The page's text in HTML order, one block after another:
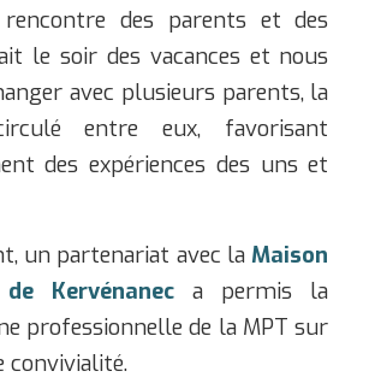
rencontre des parents et des
le soir des vacances et nous
avec plusieurs parents, la
entre eux, favorisant
des expériences des uns et
un partenariat avec laMaison
Kervénanec
a permis la
professionnelle de la MPT sur
convivialité.